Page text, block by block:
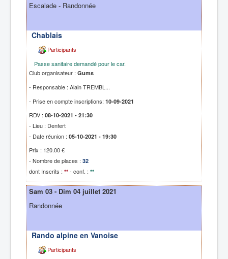
Escalade - Randonnée
Chablais
Participants
Passe sanitaire demandé pour le car.
Club organisateur : Gums
- Responsable : Alain TREMBL...
- Prise en compte inscriptions: 10-09-2021
RDV : 08-10-2021 - 21:30
- Lieu : Denfert
- Date réunion : 05-10-2021 - 19:30
Prix : 120.00 €
- Nombre de places : 32
dont Inscrits : ** - conf. : **
Sam 03 - Dim 04 juillet 2021
Randonnée
Rando alpine en Vanoise
Participants